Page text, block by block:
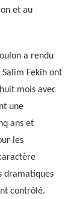
et au
a rendu
Fekih ont
mois avec
une
ans et
les
dramatiques
contrôlé.